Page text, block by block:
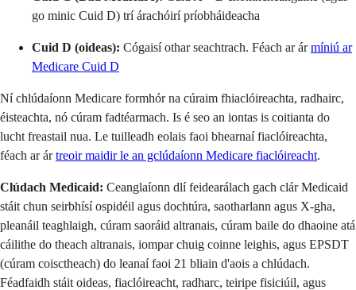
go minic Cuid D) trí árachóirí príobháideacha
Cuid D (oideas): Cógaisí othar seachtrach. Féach ar ármíniú ar
Medicare Cuid D
Ní chlúdaíonn Medicare formhór na cúraim fhiaclóireachta, radhairc,
éisteachta, nó cúram fadtéarmach. Is é seo an iontas is coitianta do
lucht freastail nua. Le tuilleadh eolais faoi bhearnaí fiaclóireachta,
féach ar ártreoir maidir le an gclúdaíonn Medicare fiaclóireacht.
Clúdach Medicaid: Ceanglaíonn dlí feidearálach gach clár Medicaid
stáit chun seirbhísí ospidéil agus dochtúra, saotharlann agus X-gha,
pleanáil teaghlaigh, cúram saoráid altranais, cúram baile do dhaoine atá
cáilithe do theach altranais, iompar chuig coinne leighis, agus EPSDT
(cúram coisctheach) do leanaí faoi 21 bliain d'aois a chlúdach.
Féadfaidh stáit oideas, fiaclóireacht, radharc, teiripe fisiciúil, agus